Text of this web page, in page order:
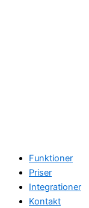
Funktioner
Priser
Integrationer
Kontakt